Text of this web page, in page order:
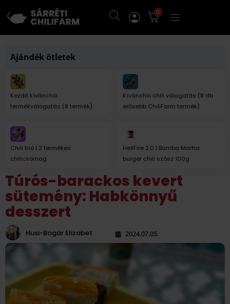
0
Túrós-barackos kevert
sütemény: Habkönnyű
desszert
Husi-Bogár Elizabet 2024.07.05.
Ajándék ötletek
Kezdő kívánchili
termékválogatás (8 termék)
Kívánchili chili válogatás (8 db
erősebb ChiliFarm termék)
Chili trió | 3 termékes
chilicsomag
HellFire 2.0 | Bamba Marha
burger chili szósz 100g